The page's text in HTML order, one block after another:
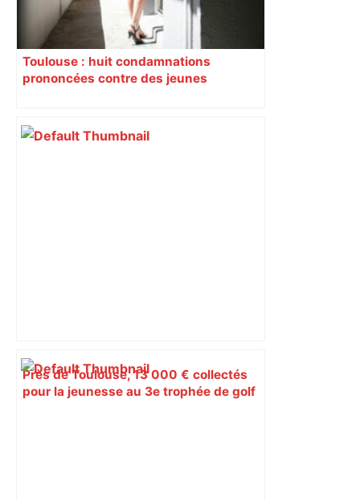
Toulouse : huit condamnations
prononcées contre des jeunes
Près de Toulouse, 13 000 € collectés
pour la jeunesse au 3e trophée de golf